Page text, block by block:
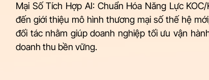
Mại Số Tích Hợp AI: Chuẩn Hóa Năng Lực
đến giới thiệu mô hình thương mại số thế hệ
đối tác nhằm giúp doanh nghiệp tối ưu vận
doanh thu bền vững.